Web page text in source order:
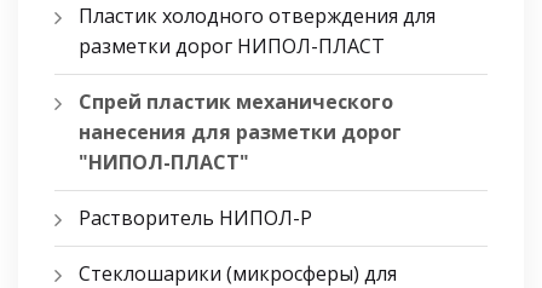
Пластик холодного отверждения для
разметки дорог НИПОЛ-ПЛАСТ
Спрей пластик механического
нанесения для разметки дорог
"НИПОЛ-ПЛАСТ"
Растворитель НИПОЛ-Р
Стеклошарики (микросферы) для